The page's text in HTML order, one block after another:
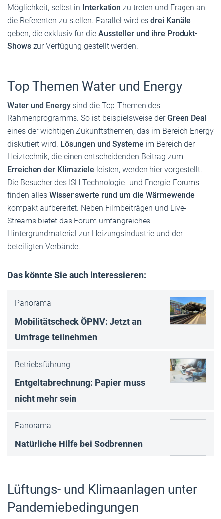
Möglichkeit, selbst in Interkation zu treten und Fragen an
die Referenten zu stellen. Parallel wird es drei Kanäle
geben, die exklusiv für die Aussteller und ihre Produkt-
Shows zur Verfügung gestellt werden.
Top Themen Water und Energy
Water und Energy sind die Top-Themen des
Rahmenprogramms. So ist beispielsweise derGreen Deal
eines der wichtigen Zukunftsthemen, das im Bereich Energy
diskutiert wird. Lösungen und Systeme im Bereich der
Heiztechnik, die einen entscheidenden Beitrag zum
Erreichen der Klimaziele leisten, werden hier vorgestellt.
Die Besucher des ISH Technologie- und Energie-Forums
finden alles Wissenswerte rund um die Wärmewende
kompakt aufbereitet. Neben Filmbeiträgen und Live-
Streams bietet das Forum umfangreiches
Hintergrundmaterial zur Heizungsindustrie und der
beteiligten Verbände.
Das könnte Sie auch interessieren:
Panorama
Mobilitätscheck ÖPNV: Jetzt an
Umfrage teilnehmen
Betriebsführung
Entgeltabrechnung: Papier muss
nicht mehr sein
Panorama
Natürliche Hilfe bei Sodbrennen
Lüftungs- und Klimaanlagen unter
Pandemiebedingungen